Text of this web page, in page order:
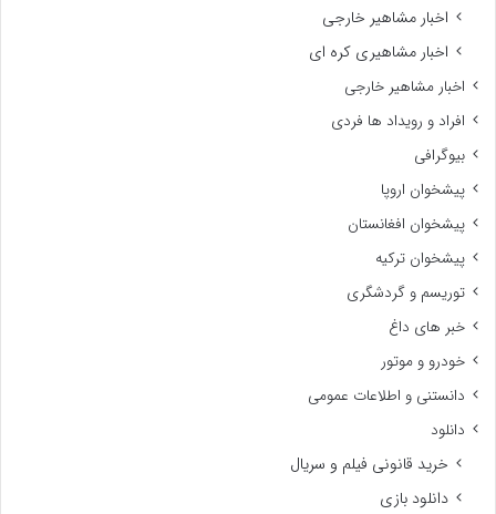
اخبار مشاهیر خارجی
اخبار مشاهیری کره ای
اخبار مشاهیر خارجی
افراد و رویداد ها فردی
بیوگرافی
پیشخوان اروپا
پیشخوان افغانستان
پیشخوان ترکیه
توریسم و گردشگری
خبر های داغ
خودرو و موتور
دانستنی و اطلاعات عمومی
دانلود
خرید قانونی فیلم و سریال
دانلود بازی